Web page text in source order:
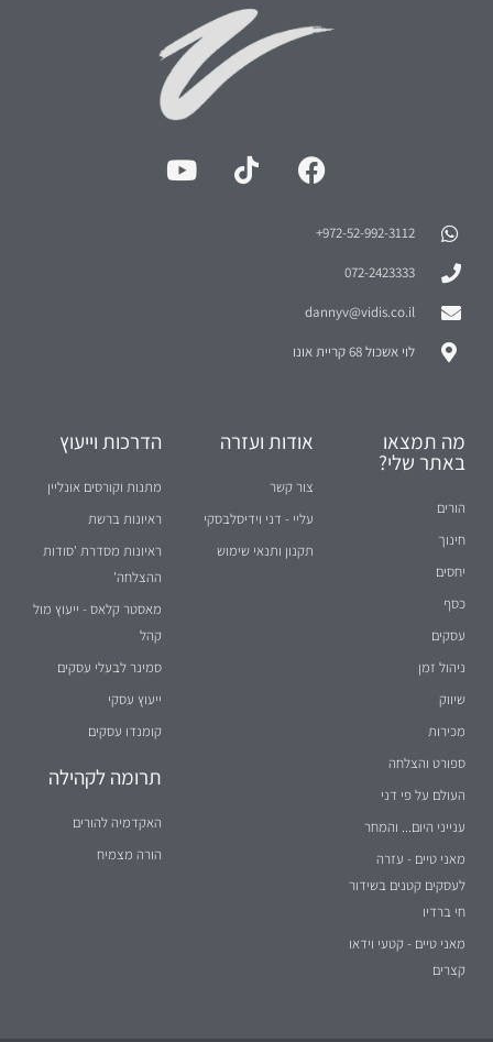
972-52-992-3112⁩+
072-2423333
dannyv@vidis.co.il
לוי אשכול 68 קריית אונו
מה תמצאו
באתר שלי?
הורים
חינוך
יחסים
כסף
עסקים
ניהול זמן
שיווק
מכירות
ספורט והצלחה
העולם על פי דני
ענייני היום... והמחר
מאני טיים - עזרה
לעסקים קטנים בשידור
חי ברדיו
מאני טיים - קטעי וידאו
קצרים
אודות ועזרה
צור קשר
עליי - דני וידיסלבסקי
תקנון ותנאי שימוש
הדרכות וייעוץ
מתנות וקורסים אונליין
ראיונות ברשת
ראיונות מסדרת 'סודות
ההצלחה'
מאסטר קלאס - ייעוץ מול
קהל
סמינר לבעלי עסקים
ייעוץ עסקי
קומנדו עסקים
תרומה לקהילה
האקדמיה להורים
הורה מצמיח